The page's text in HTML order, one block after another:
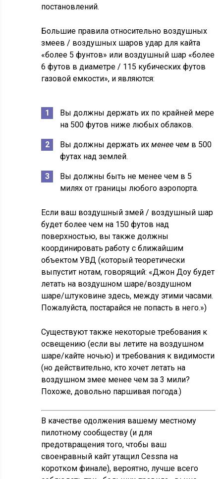
постановлений.
Большие правила относительно воздушных
змеев / воздушных шаров удар для кайта
«более 5 фунтов» или воздушный шар «более
6 футов в диаметре / 115 кубических футов
газовой емкости», и являются:
Вы должны держать их по крайней мере
на 500 футов ниже любых облаков.
Вы должны держать ихменее чем в 500
футах над землей.
Вы должны быть не менее чем в 5
милях от границы любого аэропорта.
Если ваш воздушный змей / воздушный шар
будет более чем на 150 футов над
поверхностью, вы также должны
координировать работу с ближайшим
объектом УВД (который теоретически
выпустит нотам, говорящий: «Джон Доу будет
летать на воздушном шаре/воздушном
шаре/штуковине здесь, между этими часами.
Пожалуйста, постарайся не попасть в него.»)
Существуют также некоторые требования к
освещению (если вы летите на воздушном
шаре/кайте ночью) и требования к видимости
(но действительно, кто хочет летать на
воздушном змее менее чем за 3 мили?
Похоже, довольно паршивая погода.)
В качестве одолжения вашему местному
пилотному сообществу (и для
предотвращения того, чтобы ваш
своенравный кайт утащил Cessna на
коротком финале), вероятно, лучше всего